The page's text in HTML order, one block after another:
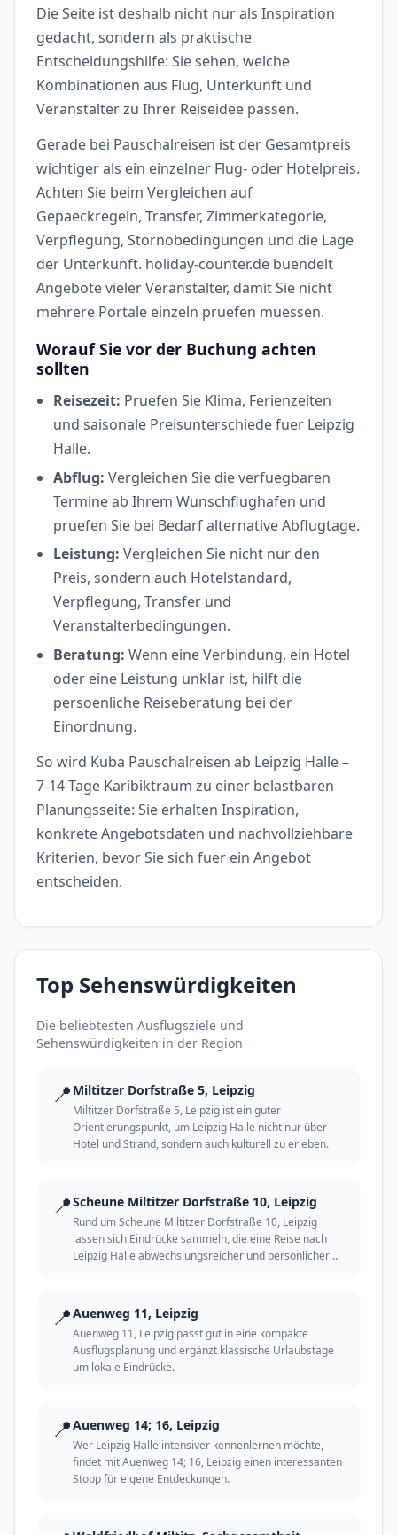
Die Seite ist deshalb nicht nur als Inspiration
gedacht, sondern als praktische
Entscheidungshilfe: Sie sehen, welche
Kombinationen aus Flug, Unterkunft und
Veranstalter zu Ihrer Reiseidee passen.
Gerade bei Pauschalreisen ist der Gesamtpreis
wichtiger als ein einzelner Flug- oder Hotelpreis.
Achten Sie beim Vergleichen auf
Gepaeckregeln, Transfer, Zimmerkategorie,
Verpflegung, Stornobedingungen und die Lage
der Unterkunft. holiday-counter.de buendelt
Angebote vieler Veranstalter, damit Sie nicht
mehrere Portale einzeln pruefen muessen.
Worauf Sie vor der Buchung achten
sollten
Reisezeit: Pruefen Sie Klima, Ferienzeiten
und saisonale Preisunterschiede fuer Leipzig
Halle.
Abflug: Vergleichen Sie die verfuegbaren
Termine ab Ihrem Wunschflughafen und
pruefen Sie bei Bedarf alternative Abflugtage.
Leistung: Vergleichen Sie nicht nur den
Preis, sondern auch Hotelstandard,
Verpflegung, Transfer und
Veranstalterbedingungen.
Beratung: Wenn eine Verbindung, ein Hotel
oder eine Leistung unklar ist, hilft die
persoenliche Reiseberatung bei der
Einordnung.
So wird Kuba Pauschalreisen ab Leipzig Halle –
7-14 Tage Karibiktraum zu einer belastbaren
Planungsseite: Sie erhalten Inspiration,
konkrete Angebotsdaten und nachvollziehbare
Kriterien, bevor Sie sich fuer ein Angebot
entscheiden.
Top Sehenswürdigkeiten
Die beliebtesten Ausflugsziele und
Sehenswürdigkeiten in der Region
📍 Miltitzer Dorfstraße 5, Leipzig
Miltitzer Dorfstraße 5, Leipzig ist ein guter
Orientierungspunkt, um Leipzig Halle nicht nur über
Hotel und Strand, sondern auch kulturell zu erleben.
📍Scheune Miltitzer Dorfstraße 10, Leipzig
Rund um Scheune Miltitzer Dorfstraße 10, Leipzig
lassen sich Eindrücke sammeln, die eine Reise nach
Leipzig Halle abwechslungsreicher und persönlicher
📍Auenweg 11, Leipzig
Auenweg 11, Leipzig passt gut in eine kompakte
Ausflugsplanung und ergänzt klassische Urlaubstage
um lokale Eindrücke.
📍Auenweg 14; 16, Leipzig
Wer Leipzig Halle intensiver kennenlernen möchte,
findet mit Auenweg 14; 16, Leipzig einen interessanten
Stopp für eigene Entdeckungen.